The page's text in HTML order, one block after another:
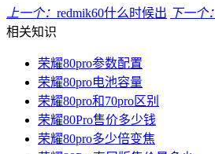
上一个： redmik60什么时候出 下一个：
相关知识
荣耀80pro参数配置
荣耀80pro电池容量
荣耀80pro和70pro区别
荣耀80Pro售价多少钱
荣耀80pro多少倍变焦